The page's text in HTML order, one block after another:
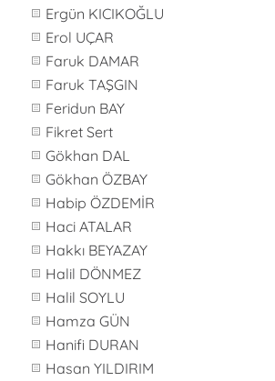
Ergün KICIKOĞLU
Erol UÇAR
Faruk DAMAR
Faruk TAŞGIN
Feridun BAY
Fikret Sert
Gökhan DAL
Gökhan ÖZBAY
Habip ÖZDEMİR
Haci ATALAR
Hakkı BEYAZAY
Halil DÖNMEZ
Halil SOYLU
Hamza GÜN
Hanifi DURAN
Hasan YILDIRIM